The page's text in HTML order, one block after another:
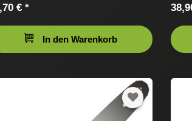
€ *
In den Warenkorb